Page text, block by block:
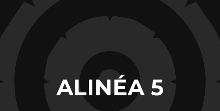
ALINÉA 5